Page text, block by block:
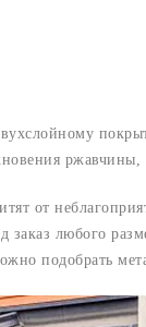
от
любого
подобрать